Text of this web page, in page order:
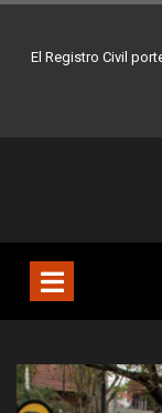
Buenos Aires